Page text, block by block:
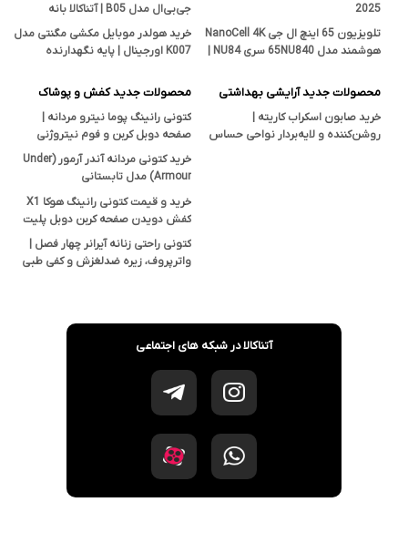
2025
تلویزیون 65 اینچ ال جی NanoCell 4K
جی‌بی‌ال مدل B05 | آتناکالا بانه
خرید هولدر موبایل مکشی مگنتی مدل
K007 اورجینال | پایه نگهدارنده
محصولات جدید آرایشی بهداشتی
خرید صابون اسکراب کاریته |
روشن‌کننده و لایه‌بردار نواحی حساس
محصولات جدید کفش و پوشاک
کتونی رانینگ پوما نیترو مردانه |
صفحه دوبل کربن و فوم نیتروژنی
خرید کتونی مردانه آندر آرمور (Under
Armour) مدل تابستانی
خرید و قیمت کتونی رانینگ هوکا X1
کفش دویدن صفحه کربن دوبل پلیت
سایز ۴۱ تا ۴۵
کتونی راحتی زنانه آیرانر چهار فصل |
واترپروف، زیره ضدلغزش و کفی طبی
آتناکالا در شبکه های اجتماعی